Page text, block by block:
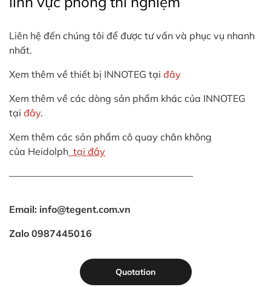
Liên hệ đến chúng tôi để được tư vấn và phục vụ nhanh
nhất.
Xem thêm về thiết bị INNOTEG tại đây
Xem thêm về các dòng sản phẩm khác của INNOTEG
tại đây.
Xem thêm các sản phẩm cô quay chân không
của Heidolph tại đây
———————————————————
Email: info@tegent.com.vn
Zalo 0987445016
Quotation